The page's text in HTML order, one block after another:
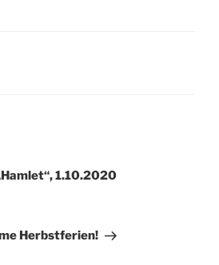
1.10.2020
Herbstferien!